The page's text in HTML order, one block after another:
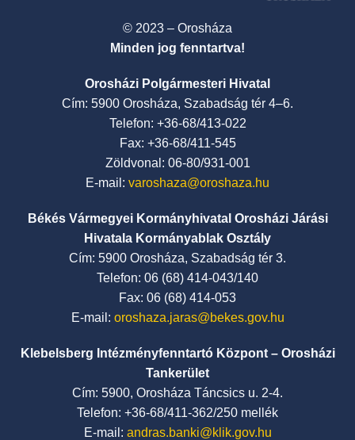
© 2023 – Orosháza
Minden jog fenntartva!
Orosházi Polgármesteri Hivatal
Cím: 5900 Orosháza, Szabadság tér 4–6.
Telefon: +36-68/413-022
Fax: +36-68/411-545
Zöldvonal: 06-80/931-001
E-mail: varoshaza@oroshaza.hu
Békés Vármegyei Kormányhivatal Orosházi Járási
Hivatala Kormányablak Osztály
Cím: 5900 Orosháza, Szabadság tér 3.
Telefon: 06 (68) 414-043/140
Fax: 06 (68) 414-053
E-mail: oroshaza.jaras@bekes.gov.hu
Klebelsberg Intézményfenntartó Központ – Orosházi
Tankerület
Cím: 5900, Orosháza Táncsics u. 2-4.
Telefon: +36-68/411-362/250 mellék
E-mail: andras.banki@klik.gov.hu